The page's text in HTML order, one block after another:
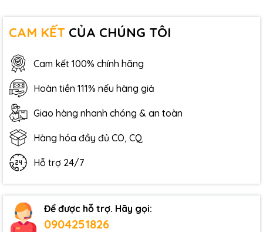
CAM KẾT CỦA CHÚNG TÔI
Cam kết 100% chính hãng
Hoàn tiền 111% nếu hàng giả
Giao hàng nhanh chóng & an toàn
Hàng hóa đầy đủ CO, CQ
Hỗ trợ 24/7
Để được hỗ trợ. Hãy gọi:
0904251826